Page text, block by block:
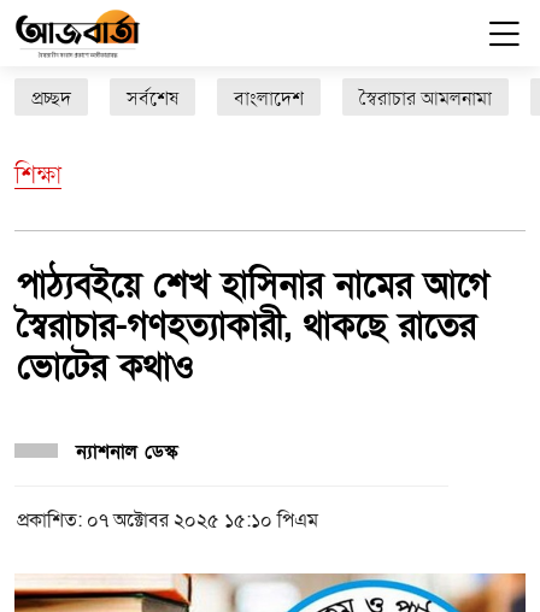
প্রচ্ছদ সর্বশেষ বাংলাদেশ স্বৈরাচার আমলনামা
শিক্ষা
পাঠ্যবইয়ে শেখ হাসিনার নামের আগে
স্বৈরাচার-গণহত্যাকারী, থাকছে রাতের
ভোটের কথাও
ন্যাশনাল ডেস্ক
প্রকাশিত: ০৭ অক্টোবর ২০২৫ ১৫:১০ পিএম